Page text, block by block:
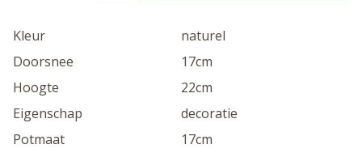
Kleur
naturel
Doorsnee
17cm
Hoogte
22cm
Eigenschap
decoratie
Potmaat
17cm